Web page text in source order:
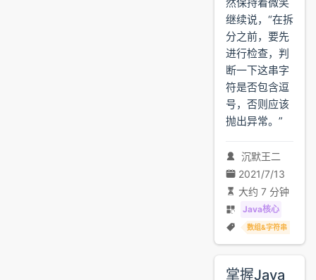
继续说，“在拆
分之前，要先
进行检查，判
断一下这串字
符是否包含逗
号，否则应该
抛出异常。”
沉默王二
2021/7/13
大约 7 分钟
Java核心
数组&字符串
掌握Java